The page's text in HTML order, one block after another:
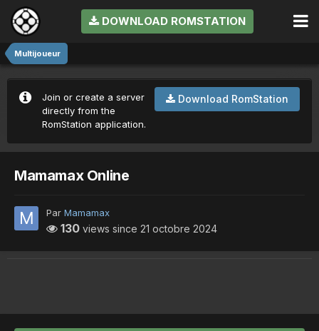
DOWNLOAD ROMSTATION
Multijoueur
Download RomStation
Join or create a server
directly from the
RomStation application.
Mamamax Online
Par Mamamax
130 views since 21 octobre 2024